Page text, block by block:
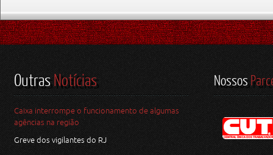
OutrasNotícias
Caixa interrompe o funcionamento de algumas
agências na região
Greve dos vigilantes do RJ
Nossos